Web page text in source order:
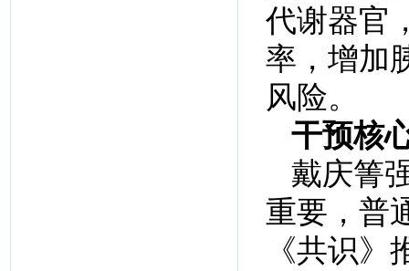
代谢器官
率，增加
风险。
干预核
戴庆箐
重要，普
《共识